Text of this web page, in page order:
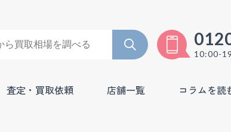
10:00-
査定・買取依頼 店舗一覧 コラムを読